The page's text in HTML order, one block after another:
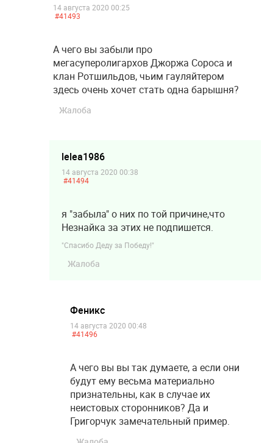
14 августа 2020 00:25
#41493
А чего вы забыли про
мегасуперолигархов Джоржа Сороса и
клан Ротшильдов, чьим гауляйтером
здесь очень хочет стать одна барышня?
Жалоба
lelea1986
14 августа 2020 00:38
#41494
я "забыла" о них по той причине,что
Незнайка за этих не подпишется.
"Спасибо Деду за Победу!"
Жалоба
Феникс
14 августа 2020 00:48
#41496
А чего вы вы так думаете, а если они
будут ему весьма материально
признательны, как в случае их
неистовых сторонников? Да и
Григорчук замечательный пример.